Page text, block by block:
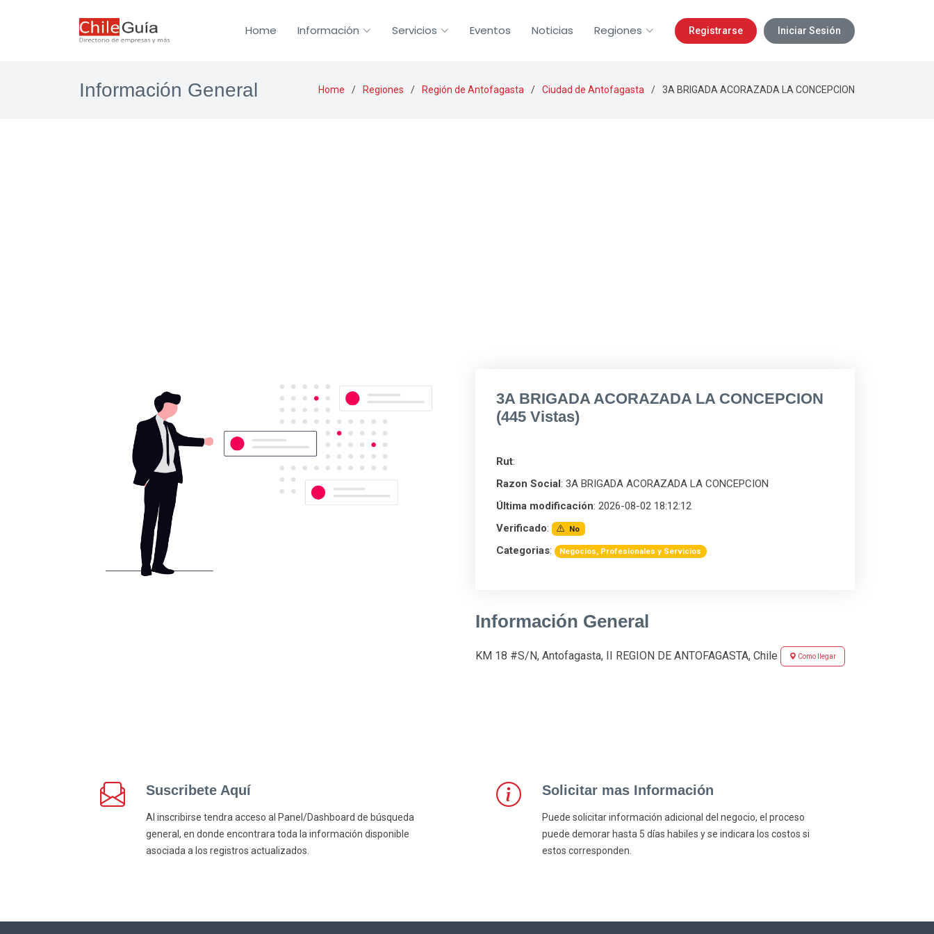
Home Información Servicios Eventos Noticias Regiones Registrarse Iniciar Sesión
Información General Home Regiones Región de Antofagasta Ciudad de Antofagasta 3A BRIGADA ACORAZADA LA CONCEPCION
3A BRIGADA ACORAZADA LA CONCEPCION
(445 Vistas)
Rut:
Razon Social: 3A BRIGADA ACORAZADA LA CONCEPCION
Última modificación: 2026-08-02 18:12:12
Verificado: No
Categorias: Negocios, Profesionales y Servicios
Información General
KM 18 #S/N, Antofagasta, II REGION DE ANTOFAGASTA, Chile Como llegar
Suscribete Aquí
Al inscribirse tendra acceso al Panel/Dashboard de búsqueda
general, en donde encontrara toda la información disponible
asociada a los registros actualizados.
Solicitar mas Información
Puede solicitar información adicional del negocio, el proceso
puede demorar hasta 5 días habiles y se indicara los costos si
estos corresponden.